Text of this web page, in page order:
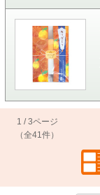
1 / 3ページ
（全41件）